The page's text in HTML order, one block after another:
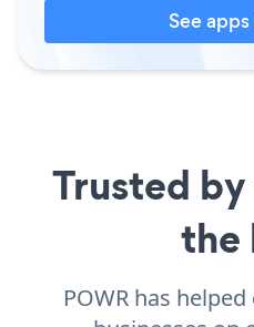
See
Trusted
the
POWR has